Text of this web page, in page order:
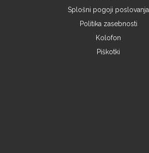
Splošni pogoji poslovanja
Politika zasebnosti
Kolofon
Piškotki